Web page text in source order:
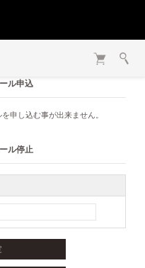
ル申込
申し込む事が出来ません。
ル停止